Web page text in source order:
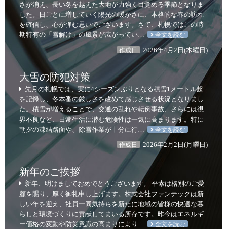
さが消え、長い冬を越えた大地が力強く目覚める季節となりま
した。日ごとに増していく陽光の暖かさに、本格的な春の訪れ
を確信し、心が弾む思いでございます。さて、札幌ではこの時
期特有の「雪解け」の風景が広がってい…
全文を読む
作成日 2026年4月2日(木曜日)
大雪の防犯対策
先月の札幌では、実に4シーズンぶりとなる積雪1メートル超
を記録し、冬本番の厳しさを改めて感じさせる状況となりまし
た。積雪が増えることで、交通の乱れや転倒事故、さらには視
界不良など、日常生活に潜む危険性は一気に高まります。特に
朝夕の凍結路面や、除雪作業が十分に行…
全文を読む
作成日 2026年2月2日(月曜日)
新年のご挨拶
新年、明けましておめでとうございます。 平素は格別のご愛
顧を賜り、厚く御礼申し上げます。株式会社ファンテックは新
しい年を迎え、社員一同気持ちを新たに地域の皆様の快適な暮
らしと環境づくりに貢献してまいる所存です。昨今はエネルギ
ー価格の変動や防災意識の高まりにより…
全文を読む